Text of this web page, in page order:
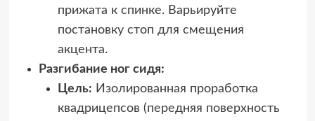
прижата к спинке. Варьируйте
постановку стоп для смещения
акцента.
Разгибание ног сидя:
Цель: Изолированная проработка
квадрицепсов (передняя поверхность